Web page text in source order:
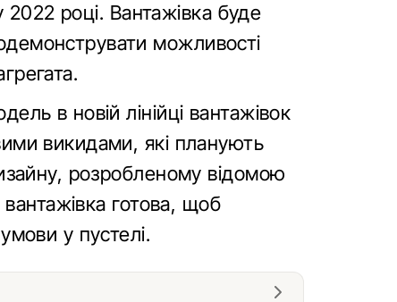
2022 році. Вантажівка буде
можливості
в новій лінійці вантажівок
викидами, які планують
розробленому відомою
готова, щоб
у пустелі.